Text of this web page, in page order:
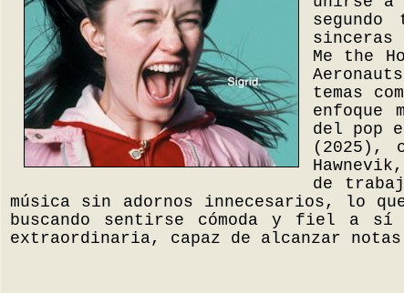
sinceras
Me the
temas
enfoque
del pop
(2025),
de
música sin adornos innecesarios, lo
buscando sentirse cómoda y fiel a sí
extraordinaria, capaz de alcanzar notas